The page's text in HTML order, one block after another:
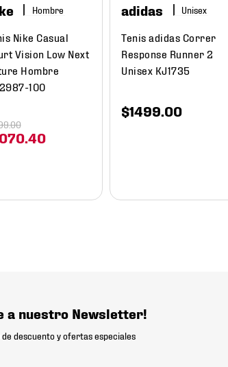
Hombre
Nike Casual
Vision Low Next
Hombre
100
. 40
.00
adidas
Tenis adidas Correr
Response Runner 2
Unisex KJ1735
$1499 00
a nuestro Newsletter!
de descuento y ofertas especiales